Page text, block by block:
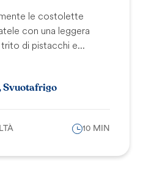
le costolette
con una leggera
trito di pistacchi e...
Svuotafrigo
10 MIN